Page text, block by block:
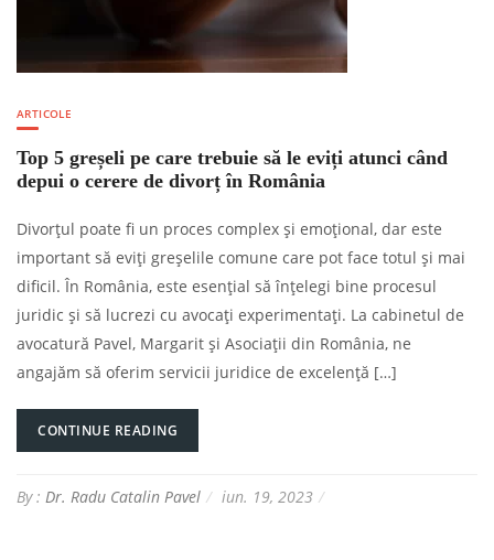
ARTICOLE
Top 5 greșeli pe care trebuie să le eviți atunci când
depui o cerere de divorț în România
Divorțul poate fi un proces complex și emoțional, dar este
important să eviți greșelile comune care pot face totul și mai
dificil. În România, este esențial să înțelegi bine procesul
juridic și să lucrezi cu avocați experimentați. La cabinetul de
avocatură Pavel, Margarit și Asociații din România, ne
angajăm să oferim servicii juridice de excelență […]
CONTINUE READING
By : Dr. Radu Catalin Pavel iun. 19, 2023